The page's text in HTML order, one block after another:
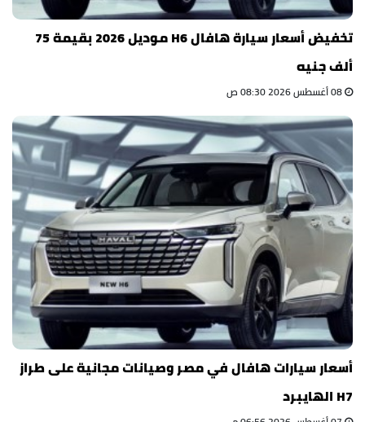
تخفيض أسعار سيارة هافال H6 موديل 2026 بقيمة 75
ألف جنيه
أسعار سيارات هافال في مصر وصيانات مجانية على طراز
H7 الهايبرد